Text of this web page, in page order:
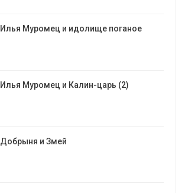
Илья Муромец и идолище поганое
Илья Муромец и Калин-царь (2)
Добрыня и Змей